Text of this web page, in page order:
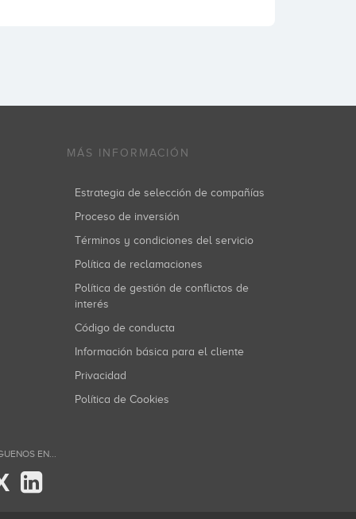
MÁS INFORMACIÓN
Estrategia de selección de compañías
Proceso de inversión
Términos y condiciones del servicio
Política de reclamaciones
Política de gestión de conflictos de
interés
Código de conducta
Información básica para el cliente
Privacidad
Política de Cookies
EN...